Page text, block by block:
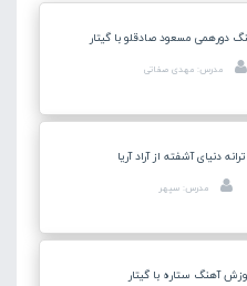
دورهمی مسعود صادقلو با گیتار
مدرس: مهدی صفاتی
دنیای آشفته از آراد آریا
مدرس: سپهر
آهنگ ستاره با گیتار